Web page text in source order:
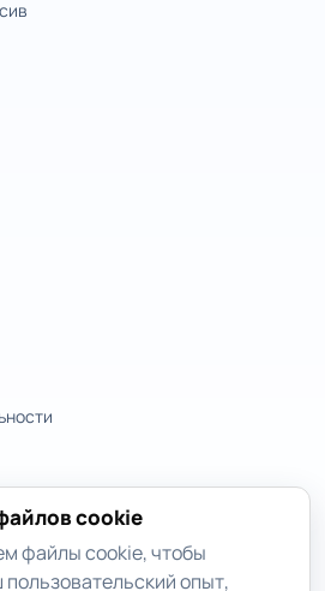
cookie
файлы cookie, чтобы
опыт,